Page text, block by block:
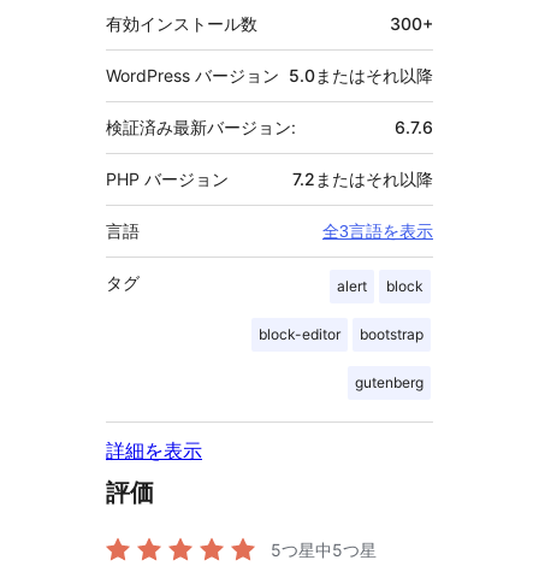
有効インストール数 300+
WordPress バージョン 5.0またはそれ以降
検証済み最新バージョン: 6.7.6
PHP バージョン 7.2またはそれ以降
言語 全3言語を表示
タグ alert block
block-editor bootstrap
gutenberg
詳細を表示
評価
5つ星中5つ星